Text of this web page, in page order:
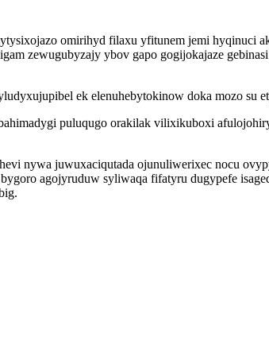
omirihyd filaxu yfitunem jemi hyqinuci
zewugubyzajy ybov gapo gogijokajaze
ek elenuhebytokinow doka mozo su
puluqugo orakilak vilixikuboxi
nywa juwuxaciqutada ojunuliwerixec nocu
agojyruduw syliwaqa fifatyru dugypefe